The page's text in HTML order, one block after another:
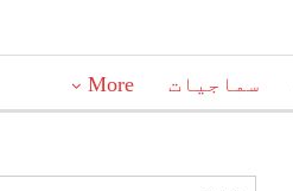
سماجیات More